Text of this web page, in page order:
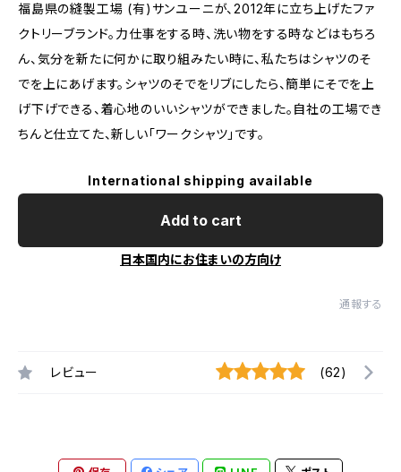
福島県の縫製工場 (有)サンユーニが、2012年に立ち上げたファ
クトリーブランド。力仕事をする時、洗い物をする時などはもちろ
ん、気分を新たに何かに取り組みたい時に、私たちはシャツのそ
でを上にあげます。シャツのそでをリブにしたら、簡単にそでを上
げ下げできる、着心地のいいシャツができました。自社の工場でき
ちんと仕立てた、新しい「ワークシャツ」です。
International shipping available
Add to cart
日本国内にお住まいの方向け
通報する
レビュー (62)